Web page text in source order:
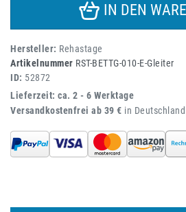
IN DEN
Hersteller: Rehastage
Artikelnummer RST-BETTG-010-E-Gleiter
ID: 52872
Lieferzeit: ca. 2 - 6 Werktage
Versandkostenfrei ab 39 € in